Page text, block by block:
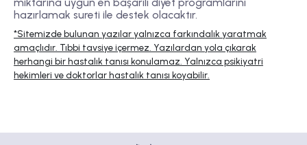
hazırlamak sureti ile destek olacaktır.
*Sitemizde bulunan yazılar yalnızca farkındalık yaratmak
amaçlıdır. Tıbbi tavsiye içermez. Yazılardan yola çıkarak
herhangi bir hastalık tanısı konulamaz. Yalnızca psikiyatri
hekimleri ve doktorlar hastalık tanısı koyabilir.